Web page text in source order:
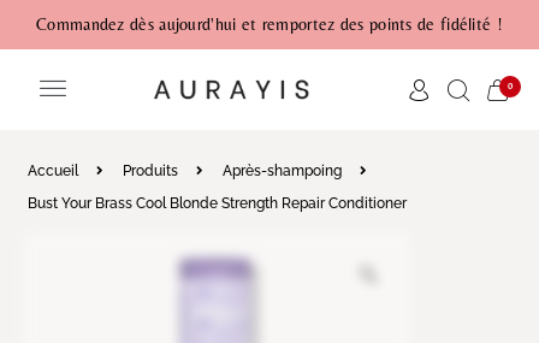
Commandez dès aujourd'hui et remportez des points de fidélité !
0
Accueil Produits
Après-shampoing
Bust Your Brass Cool Blonde Strength Repair Conditioner